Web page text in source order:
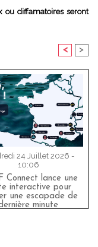
ou diffamatoires seront
< >
24 Juillet 2026 -
10:06
Connect lance une
interactive pour
une escapade de
minute